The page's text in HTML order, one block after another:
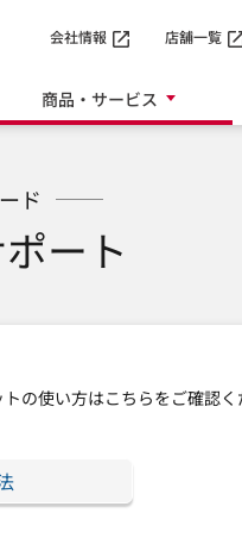
商品・サービス
会社情報 店舗一覧
ド
ート
の使い方はこちらをご確認く